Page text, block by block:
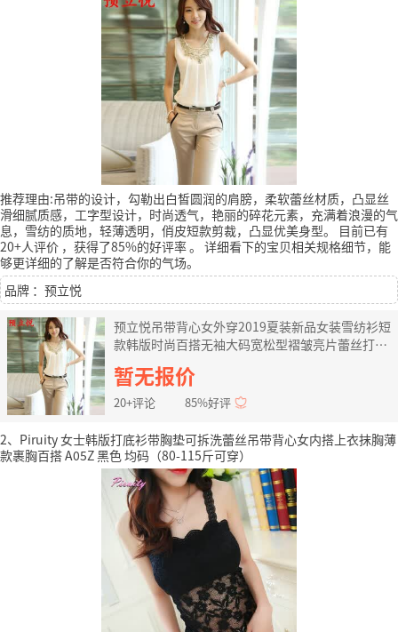
推荐理由:吊带的设计，勾勒出白皙圆润的肩膀，柔软蕾丝材质，凸显丝
滑细腻质感，工字型设计，时尚透气，艳丽的碎花元素，充满着浪漫的气
息，雪纺的质地，轻薄透明，俏皮短款剪裁，凸显优美身型。
目前已有
20+人评价 ，获得了85%的好评率。 详细看下的宝贝相关规格细节，能
够更详细的了解是否符合你的气场。
品牌 ：预立悦
预立悦吊带背心女外穿2019夏装新品女装雪纺衫短
款韩版时尚百搭无袖大码宽松型褶皱亮片蕾丝打底
衫 白色无袖 4XL
暂无报价
20+评论 85%好评
2、Piruity 女士韩版打底衫带胸垫可拆洗蕾丝吊带背心女内搭上衣抹胸薄
款裹胸百搭 A05Z 黑色 均码（80-115斤可穿）